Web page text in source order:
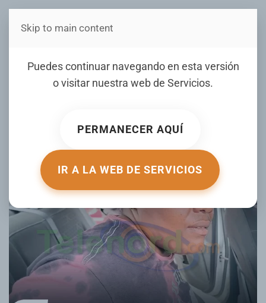
Estás en Telenord Medios
Puedes continuar navegando en esta versión
o visitar nuestra web de Servicios.
PERMANECER AQUÍ
IR A LA WEB DE SERVICIOS
Skip to main content
Apresan mujer por
presuntamente darle una
ESCRITO POR RAMON HERNANDEZ EL22 ABRIL 2025